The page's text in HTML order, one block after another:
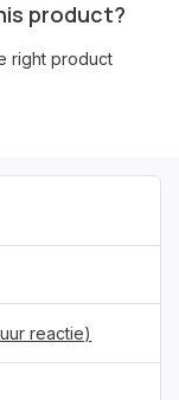
product?
right product
reactie)